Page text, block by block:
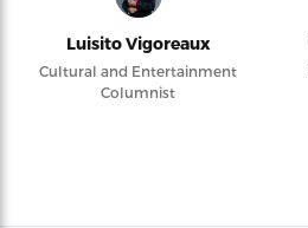
Luisito Vigoreaux
Cultural and Entertainment
Columnist